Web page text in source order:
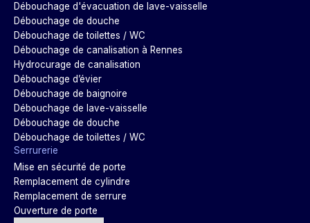
Débouchage d'évacuation de lave-vaisselle
Débouchage de douche
Débouchage de toilettes / WC
Débouchage de canalisation à Rennes
Hydrocurage de canalisation
Débouchage d’évier
Débouchage de baignoire
Débouchage de lave-vaisselle
Débouchage de douche
Débouchage de toilettes / WC
Serrurerie
Mise en sécurité de porte
Remplacement de cylindre
Remplacement de serrure
Ouverture de porte